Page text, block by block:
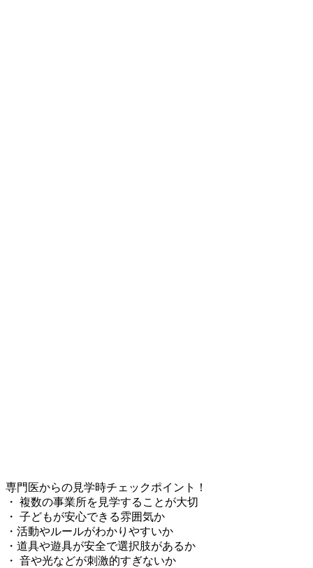
専門医からの見学時チェックポイント！
・ 複数の事業所を見学することが大切
・ 子どもが安心できる雰囲気か
・活動やルールがわかりやすいか
・道具や遊具が安全で選択肢があるか
・ 音や光などが刺激的すぎないか